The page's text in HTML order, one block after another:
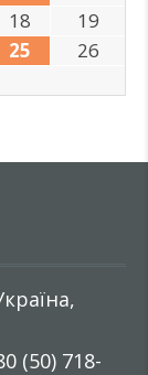
18
19
25
26
(50) 718-